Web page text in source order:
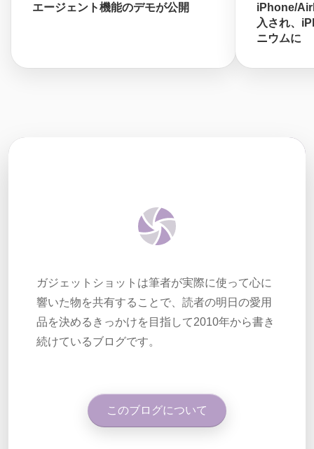
エージェント機能のデモが公開
iPhone/
入され、
ニウムに
ガジェットショットは筆者が実際に使って心に
響いた物を共有することで、読者の明日の愛用
品を決めるきっかけを目指して2010年から書き
続けているブログです。
このブログについて